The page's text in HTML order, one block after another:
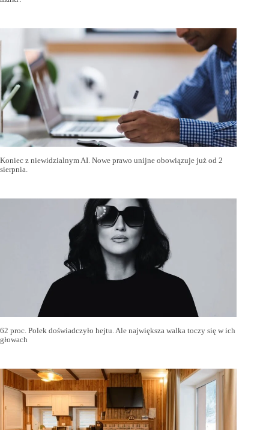
Koniec z niewidzialnym AI. Nowe prawo unijne obowiązuje już od 2
sierpnia.
62 proc. Polek doświadczyło hejtu. Ale największa walka toczy się w ich
głowach